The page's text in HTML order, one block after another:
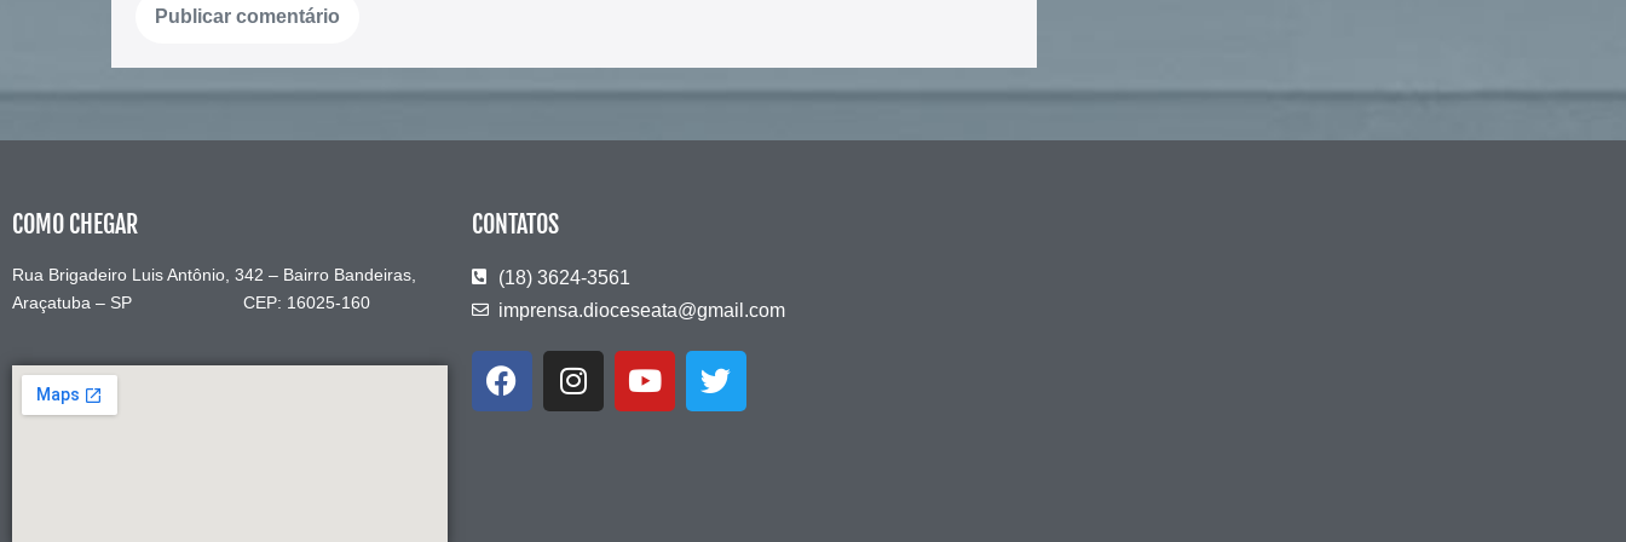
COMO CHEGAR
Rua Brigadeiro Luis Antônio, 342 – Bairro Bandeiras,
Araçatuba – SP CEP: 16025-160
CONTATOS
(18) 3624-3561
imprensa.dioceseata@gmail.com